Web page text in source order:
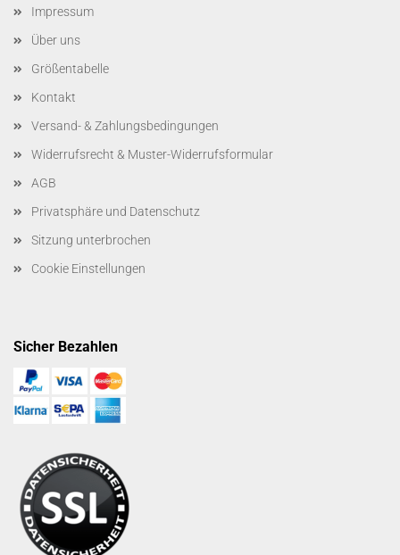
Impressum
Über uns
Größentabelle
Kontakt
Versand- & Zahlungsbedingungen
Widerrufsrecht & Muster-Widerrufsformular
AGB
Privatsphäre und Datenschutz
Sitzung unterbrochen
Cookie Einstellungen
Sicher Bezahlen